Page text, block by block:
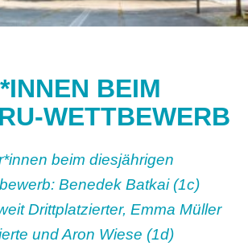
BEIM
WETTBEWERB
beim diesjährigen
Benedek Batkai (1c)
Drittplatzierter, Emma Müller
und Aron Wiese (1d)